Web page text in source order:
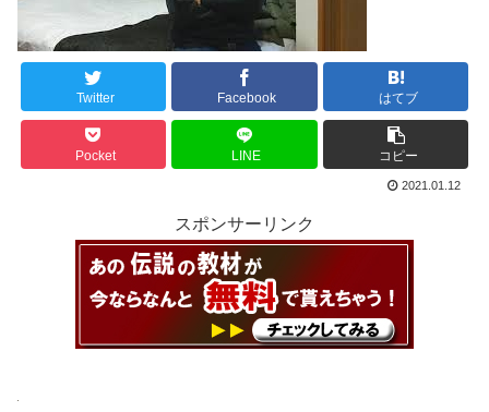
Twitter Facebook はてブ
Pocket LINE コピー
2021.01.12
スポンサーリンク